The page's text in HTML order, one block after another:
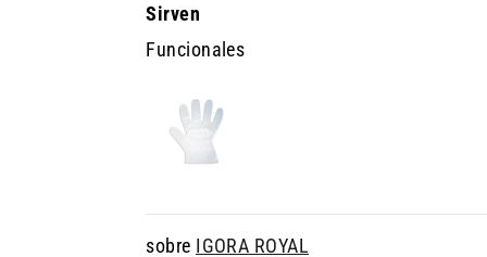
Sirven
Funcionales
IGORA ROYAL